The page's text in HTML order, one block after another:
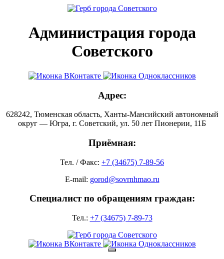
Администрация города
Советского
Адрес:
628242, Тюменская область, Ханты-Мансийский автономный
округ — Югра, г. Советский, ул. 50 лет Пионерии, 11Б
Приёмная:
Тел. / Факс: +7 (34675) 7-89-56
E-mail: gorod@sovrnhmao.ru
Специалист по обращениям граждан:
Тел.: +7 (34675) 7-89-73